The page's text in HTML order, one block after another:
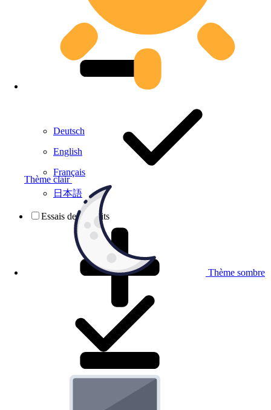
Thème clair
Thème sombre
Deutsch
English
Français
日本語
Essais de produits